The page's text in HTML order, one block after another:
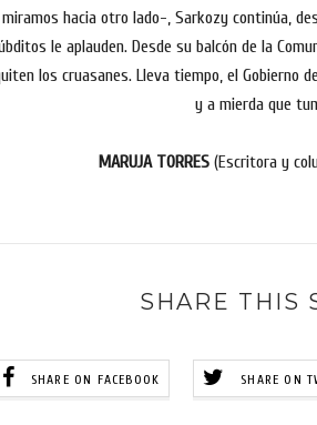
hacia otro lado-, Sarkozy continúa,
le aplauden. Desde su balcón de la
los cruasanes. Lleva tiempo, el Gobierno
y a mierda que
MARUJA TORRES (Escritora y
SHARE THIS
SHARE ON FACEBOOK SHARE ON